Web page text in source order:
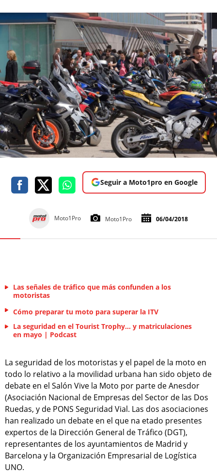
Seguir a Moto1pro en Google
Moto1Pro Moto1Pro 06/04/2018
Las señales de tráfico que más confunden a los
motoristas
Cómo preparar tu moto para superar la ITV
La seguridad en el Tourist Trophy… y matriculaciones
en mayo | Podcast
La seguridad de los motoristas y el papel de la moto en
todo lo relativo a la movilidad urbana han sido objeto de
debate en el Salón Vive la Moto por parte de Anesdor
(Asociación Nacional de Empresas del Sector de las Dos
Ruedas, y de PONS Seguridad Vial. Las dos asociaciones
han realizado un debate en el que na etado presentes
expertos de la Dirección General de Tráfico (DGT),
representantes de los ayuntamientos de Madrid y
Barcelona y la Organización Empresarial de Logística
UNO.